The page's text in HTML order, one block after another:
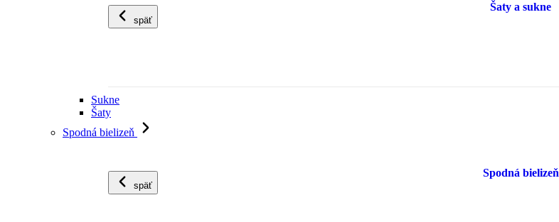
späť
Šaty a sukne
Sukne
Šaty
Spodná bielizeň
späť
Spodná bielizeň